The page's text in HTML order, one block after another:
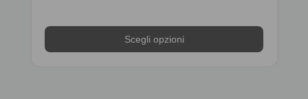
Scegli opzioni